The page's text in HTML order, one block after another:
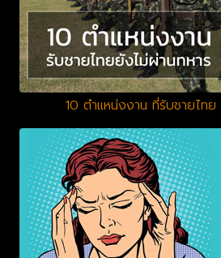
10 ตำแหน่งงาน ที่รับชายไทย